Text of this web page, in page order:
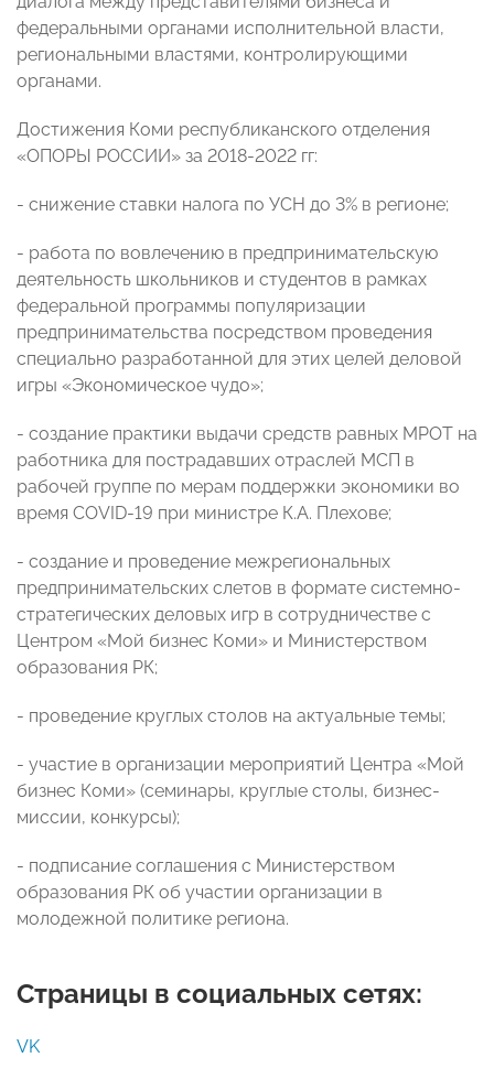
федеральными органами исполнительной власти,
региональными властями, контролирующими
органами.
Достижения Коми республиканского отделения
«ОПОРЫ РОССИИ» за 2018-2022 гг:
- снижение ставки налога по УСН до 3% в регионе;
- работа по вовлечению в предпринимательскую
деятельность школьников и студентов в рамках
федеральной программы популяризации
предпринимательства посредством проведения
специально разработанной для этих целей деловой
игры «Экономическое чудо»;
- создание практики выдачи средств равных МРОТ на
работника для пострадавших отраслей МСП в
рабочей группе по мерам поддержки экономики во
время COVID-19 при министре К.А. Плехове;
- создание и проведение межрегиональных
предпринимательских слетов в формате системно-
стратегических деловых игр в сотрудничестве с
Центром «Мой бизнес Коми» и Министерством
образования РК;
- проведение круглых столов на актуальные темы;
- участие в организации мероприятий Центра «Мой
бизнес Коми» (семинары, круглые столы, бизнес-
миссии, конкурсы);
- подписание соглашения с Министерством
образования РК об участии организации в
молодежной политике региона.
Страницы в социальных сетях:
VK